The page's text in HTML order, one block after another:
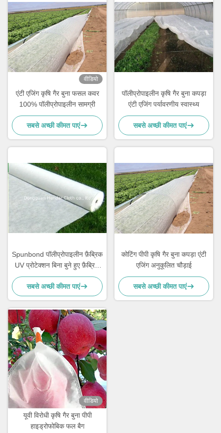
वीडियो
एंटी एजिंग कृषि गैर बुना फसल कवर
100% पॉलीप्रोपाइलीन सामग्री
सबसे अच्छी कीमत पाएं
पॉलीप्रोपाइलीन कृषि गैर बुना कपड़ा
एंटी एजिंग पर्यावरणीय स्वास्थ्य
सबसे अच्छी कीमत पाएं
Spunbond पॉलीप्रोपाइलीन फ़ैब्रिक
UV प्रोटेक्शन बिना बुने हुए फ़ैब्रिक
रोल
सबसे अच्छी कीमत पाएं
कोटिंग पीपी कृषि गैर बुना कपड़ा एंटी
एजिंग अनुकूलित चौड़ाई
सबसे अच्छी कीमत पाएं
वीडियो
यूवी विरोधी कृषि गैर बुना पीपी
हाइड्रोफोबिक फल बैग